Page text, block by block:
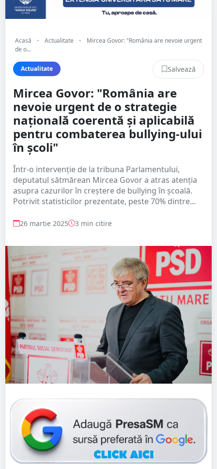
Acasă • Actualitate •
Mircea Govor: "România are nevoie urgent
de o...
Actualitate Salvează
Mircea Govor: "România are
nevoie urgent de o strategie
națională coerentă și aplicabilă
pentru combaterea bullying-ului
în școli"
Într-o intervenție de la tribuna Parlamentului,
deputatul sătmărean Mircea Govor a atras atenția
asupra cazurilor în creștere de bullying în școală.
Potrivit statisticilor prezentate, peste 70% dintre...
26 martie 2025 3 min citire